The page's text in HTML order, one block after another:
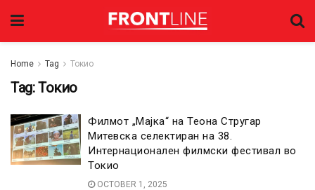
Home Tag Токио
Tag:Токио
Филмот „Мајка“ на Теона Стругар
Митевска селектиран на 38.
Интернационален филмски фестивал во
Токио
OCTOBER 1, 2025